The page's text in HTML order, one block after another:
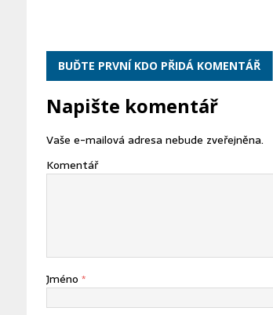
BUĎTE PRVNÍ KDO PŘIDÁ KOMENTÁŘ
Napište komentář
Vaše e-mailová adresa nebude zveřejněna.
Komentář
Jméno *